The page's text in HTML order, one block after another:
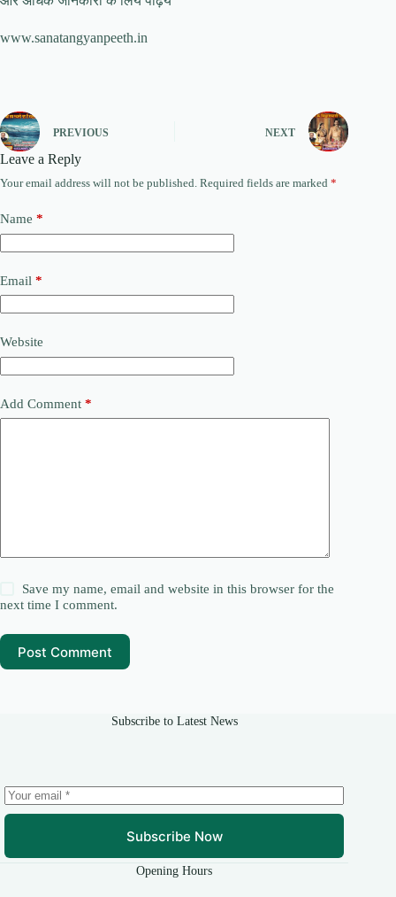
www.sanatangyanpeeth.in
PREVIOUS NEXT
Leave a Reply
Your email address will not be published. Required fields are marked *
Name *
Email *
Website
Add Comment *
Save my name, email and website in this browser for the
next time I comment.
Post Comment
Subscribe to Latest News
Subscribe Now
Opening Hours